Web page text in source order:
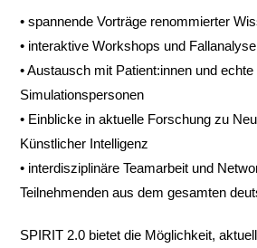
• spannende Vorträge renommierter
• interaktive Workshops und
• Austausch mit Patient:innen und
Simulationspersonen
• Einblicke in aktuelle Forschung zu
Künstlicher Intelligenz
• interdisziplinäre Teamarbeit und
Teilnehmenden aus dem gesamten
SPIRIT 2.0 bietet die Möglichkeit,